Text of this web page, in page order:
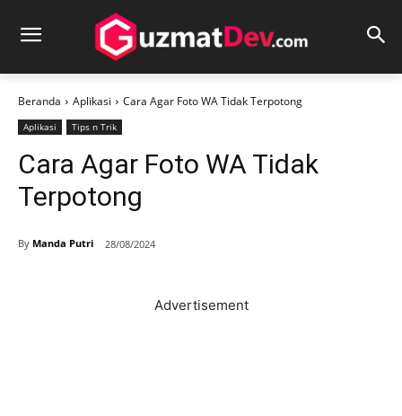
Beranda Aplikasi Cara Agar Foto WA Tidak Terpotong
Aplikasi Tips n Trik
Cara Agar Foto WA Tidak
Terpotong
By Manda Putri 28/08/2024
Advertisement